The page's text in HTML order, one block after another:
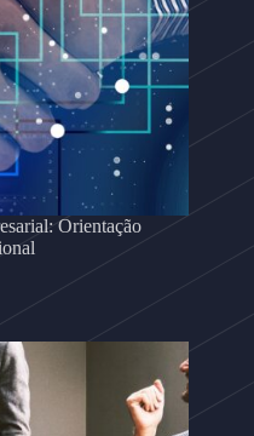
Orientação